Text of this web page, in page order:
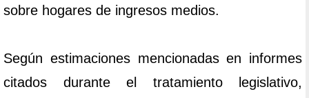
sobre hogares de ingresos medios.
Según estimaciones mencionadas en informes
citados durante el tratamiento legislativo,